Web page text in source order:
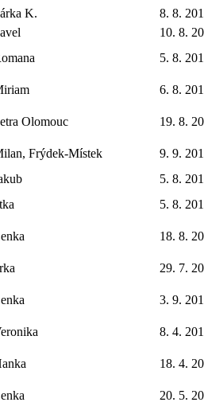
K.
8. 8.
10. 8.
5. 8.
6. 8.
Olomouc
19. 8.
Frýdek-Místek
9. 9.
5. 8.
5. 8.
18. 8.
29. 7.
3. 9.
8. 4.
18. 4.
20. 5.